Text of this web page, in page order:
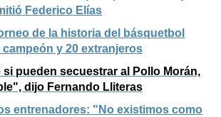
Federico Elías
de la historia del básquetbol
campeón y 20 extranjeros
pueden secuestrar al Pollo Morán,
dijo Fernando Lliteras
entrenadores: "No existimos como